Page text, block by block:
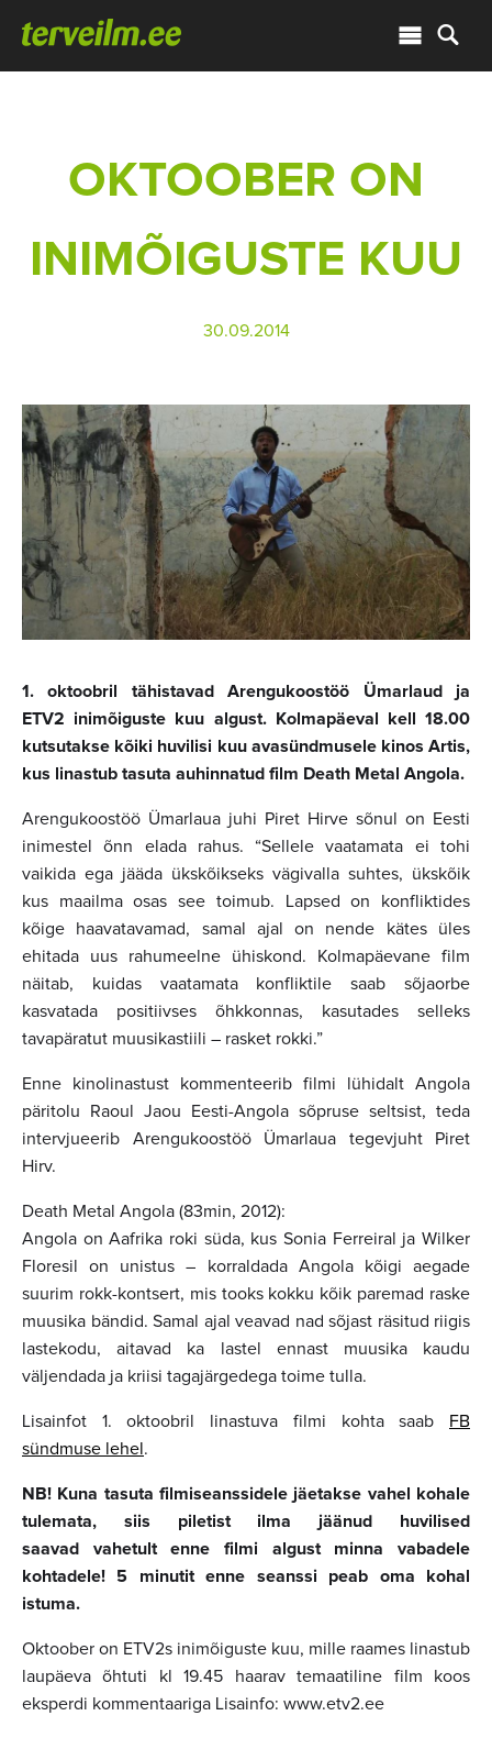
OKTOOBER ON
INIMÕIGUSTE KUU
30.09.2014
1. oktoobril tähistavad Arengukoostöö Ümarlaud ja
ETV2 inimõiguste kuu algust. Kolmapäeval kell 18.00
kutsutakse kõiki huvilisi kuu avasündmusele kinos Artis,
kus linastub tasuta auhinnatud film Death Metal Angola.
Arengukoostöö Ümarlaua juhi Piret Hirve sõnul on Eesti
inimestel õnn elada rahus. “Sellele vaatamata ei tohi
vaikida ega jääda ükskõikseks vägivalla suhtes, ükskõik
kus maailma osas see toimub. Lapsed on konfliktides
kõige haavatavamad, samal ajal on nende kätes üles
ehitada uus rahumeelne ühiskond. Kolmapäevane film
näitab, kuidas vaatamata konfliktile saab sõjaorbe
kasvatada positiivses õhkkonnas, kasutades selleks
tavapäratut muusikastiili – rasket rokki.”
Enne kinolinastust kommenteerib filmi lühidalt Angola
päritolu Raoul Jaou Eesti-Angola sõpruse seltsist, teda
intervjueerib Arengukoostöö Ümarlaua tegevjuht Piret
Hirv.
Death Metal Angola (83min, 2012):
Angola on Aafrika roki süda, kus Sonia Ferreiral ja Wilker
Floresil on unistus – korraldada Angola kõigi aegade
suurim rokk-kontsert, mis tooks kokku kõik paremad raske
muusika bändid. Samal ajal veavad nad sõjast räsitud riigis
lastekodu, aitavad ka lastel ennast muusika kaudu
väljendada ja kriisi tagajärgedega toime tulla.
Lisainfot 1. oktoobril linastuva filmi kohta saab
FB
sündmuse lehel .
NB! Kuna tasuta filmiseanssidele jäetakse vahel kohale
tulemata, siis piletist ilma jäänud huvilised
saavad vahetult enne filmi algust minna vabadele
kohtadele! 5 minutit enne seanssi peab oma kohal
istuma.
Oktoober on ETV2s inimõiguste kuu, mille raames linastub
laupäeva õhtuti kl 19.45 haarav temaatiline film koos
eksperdi kommentaariga Lisainfo: www.etv2.ee